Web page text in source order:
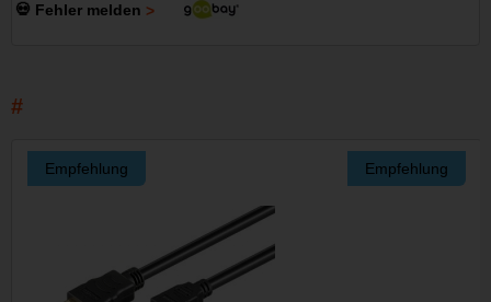
💀 Fehler melden
Empfehlung Empfehlung